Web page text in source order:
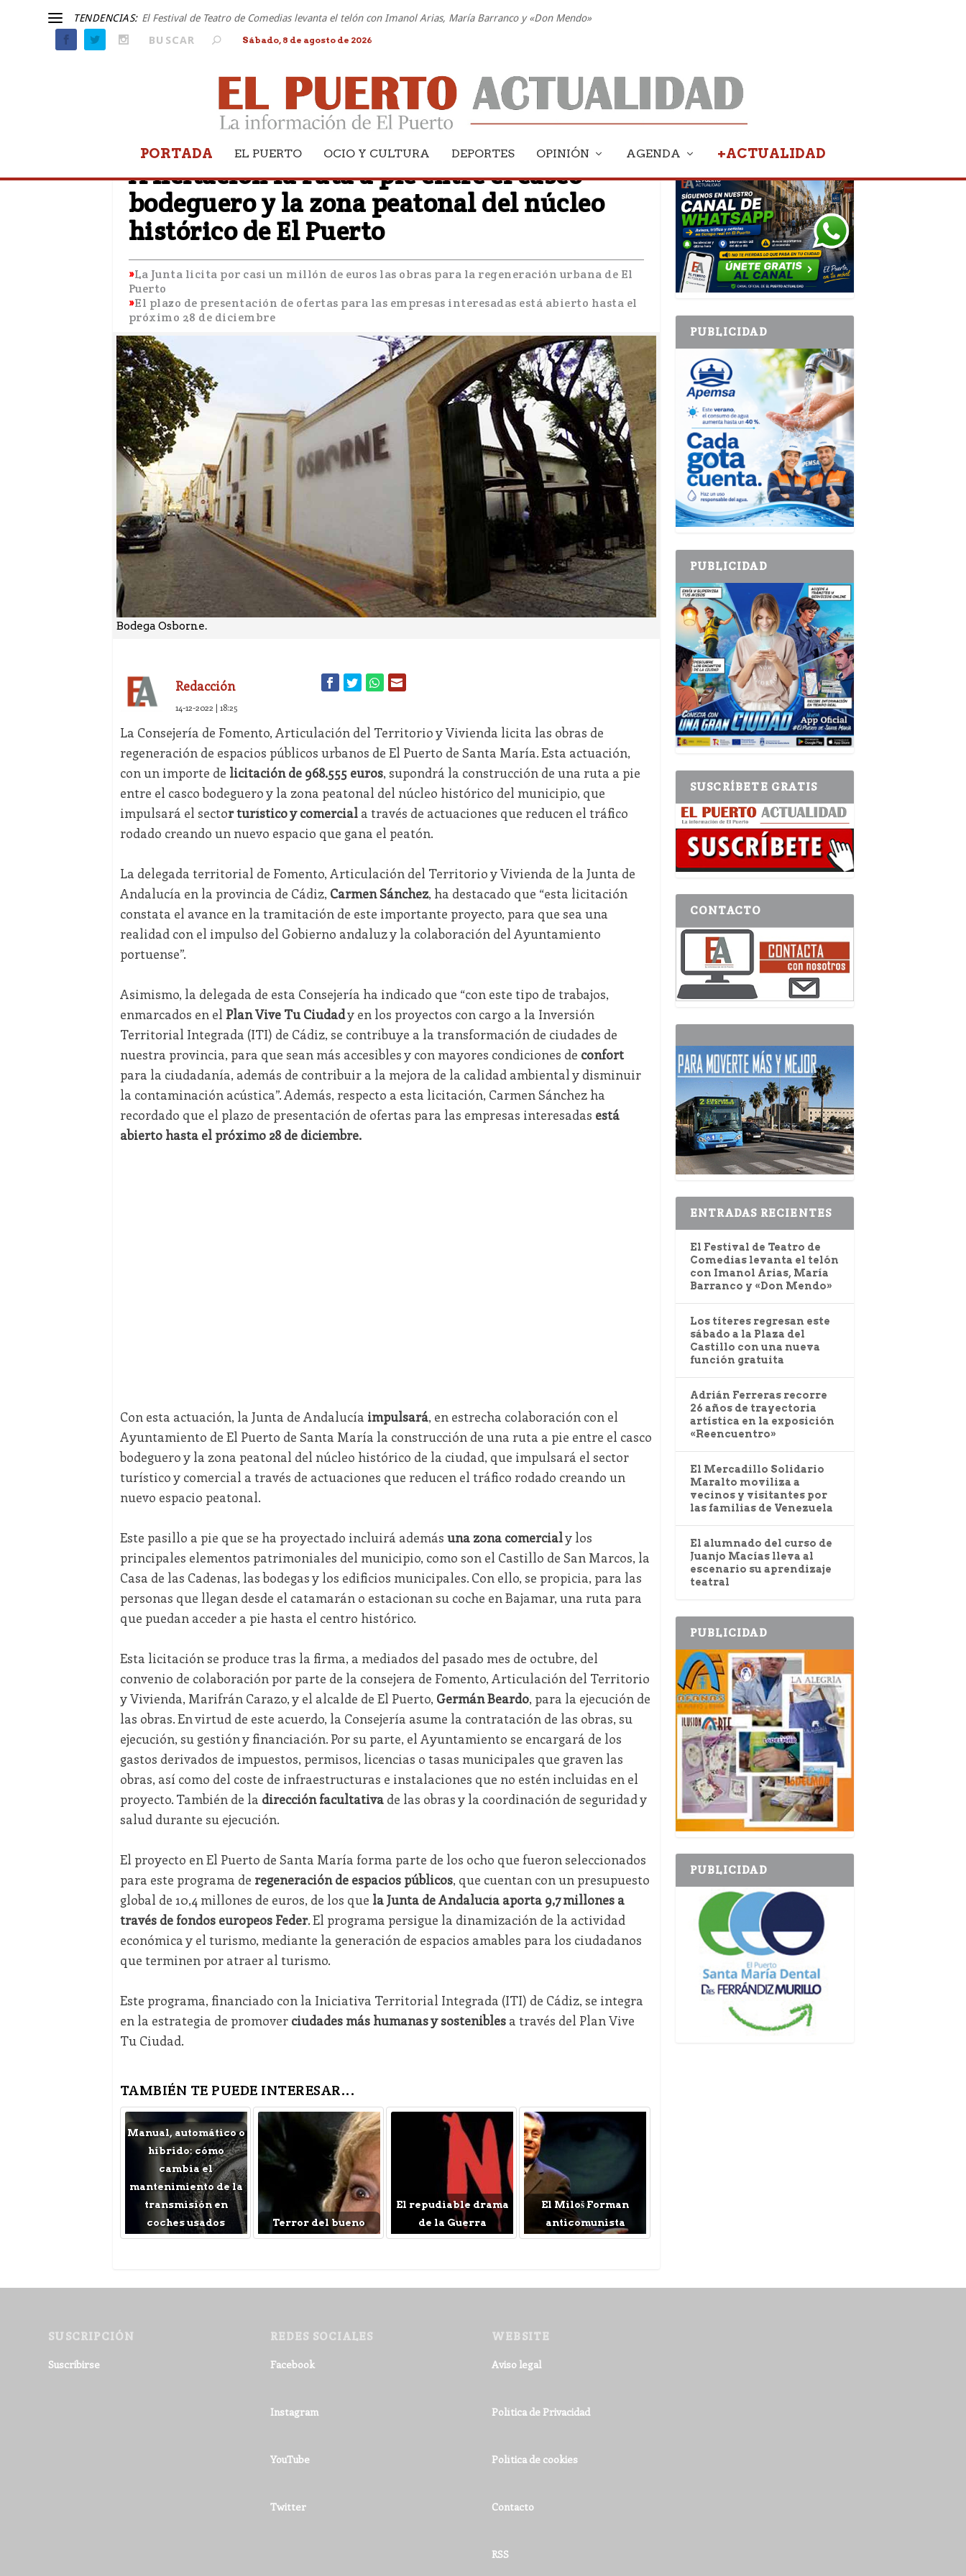
TENDENCIAS: El Festival de Teatro de Comedias levanta el telón con Imanol Arias, María Barranco y «Don Mendo»
Sábado, 8 de agosto de 2026
PORTADA EL PUERTO OCIO Y CULTURA DEPORTES OPINIÓN AGENDA +ACTUALIDAD
EL PUERTO
A licitación la ruta a pie entre el casco
bodeguero y la zona peatonal del núcleo
histórico de El Puerto
La Junta licita por casi un millón de euros las obras para la regeneración urbana de El
Puerto
El plazo de presentación de ofertas para las empresas interesadas está abierto hasta el
próximo 28 de diciembre
Bodega Osborne.
Redacción
14-12-2022 | 18:25
La Consejería de Fomento, Articulación del Territorio y Vivienda licita las obras de
regeneración de espacios públicos urbanos de El Puerto de Santa María. Esta actuación,
con un importe de licitación de 968.555 euros, supondrá la construcción de una ruta a pie
entre el casco bodeguero y la zona peatonal del núcleo histórico del municipio, que
impulsará el sector turístico y comerciala través de actuaciones que reducen el tráfico
rodado creando un nuevo espacio que gana el peatón.
La delegada territorial de Fomento, Articulación del Territorio y Vivienda de la Junta de
Andalucía en la provincia de Cádiz, Carmen Sánchez, ha destacado que “esta licitación
constata el avance en la tramitación de este importante proyecto, para que sea una
realidad con el impulso del Gobierno andaluz y la colaboración del Ayuntamiento
portuense”.
Asimismo, la delegada de esta Consejería ha indicado que “con este tipo de trabajos,
enmarcados en el Plan Vive Tu Ciudady en los proyectos con cargo a la Inversión
Territorial Integrada (ITI) de Cádiz, se contribuye a la transformación de ciudades de
nuestra provincia, para que sean más accesibles y con mayores condiciones de confort
para la ciudadanía, además de contribuir a la mejora de la calidad ambiental y disminuir
la contaminación acústica”. Además, respecto a esta licitación, Carmen Sánchez ha
recordado que el plazo de presentación de ofertas para las empresas interesadas está
abierto hasta el próximo 28 de diciembre.
Con esta actuación, la Junta de Andalucía impulsará, en estrecha colaboración con el
Ayuntamiento de El Puerto de Santa María la construcción de una ruta a pie entre el casco
bodeguero y la zona peatonal del núcleo histórico de la ciudad, que impulsará el sector
turístico y comercial a través de actuaciones que reducen el tráfico rodado creando un
nuevo espacio peatonal.
Este pasillo a pie que se ha proyectado incluirá además una zona comercialy los
principales elementos patrimoniales del municipio, como son el Castillo de San Marcos, la
Casa de las Cadenas, las bodegas y los edificios municipales. Con ello, se propicia, para las
personas que llegan desde el catamarán o estacionan su coche en Bajamar, una ruta para
que puedan acceder a pie hasta el centro histórico.
Esta licitación se produce tras la firma, a mediados del pasado mes de octubre, del
convenio de colaboración por parte de la consejera de Fomento, Articulación del Territorio
y Vivienda, Marifrán Carazo, y el alcalde de El Puerto, Germán Beardo, para la ejecución de
las obras. En virtud de este acuerdo, la Consejería asume la contratación de las obras, su
ejecución, su gestión y financiación. Por su parte, el Ayuntamiento se encargará de los
gastos derivados de impuestos, permisos, licencias o tasas municipales que graven las
obras, así como del coste de infraestructuras e instalaciones que no estén incluidas en el
proyecto. También de la dirección facultativade las obras y la coordinación de seguridad y
salud durante su ejecución.
El proyecto en El Puerto de Santa María forma parte de los ocho que fueron seleccionados
para este programa de regeneración de espacios públicos, que cuentan con un presupuesto
global de 10,4 millones de euros, de los que la Junta de Andalucía aporta 9,7 millones a
través de fondos europeos Feder. El programa persigue la dinamización de la actividad
económica y el turismo, mediante la generación de espacios amables para los ciudadanos
que terminen por atraer al turismo.
Este programa, financiado con la Iniciativa Territorial Integrada (ITI) de Cádiz, se integra
en la estrategia de promover ciudades más humanas y sosteniblesa través del Plan Vive
Tu Ciudad.
TAMBIÉN TE PUEDE INTERESAR...
Manual, automático o
híbrido: cómo
cambia el
mantenimiento de la
transmisión en
coches usados
Terror del bueno
El repudiable drama
de la Guerra
El Miloš Forman
anticomunista
PUBLICIDAD
PUBLICIDAD
PUBLICIDAD
SUSCRÍBETE GRATIS
CONTACTO
ENTRADAS RECIENTES
El Festival de Teatro de
Comedias levanta el telón
con Imanol Arias, María
Barranco y «Don Mendo»
Los títeres regresan este
sábado a la Plaza del
Castillo con una nueva
función gratuita
Adrián Ferreras recorre
26 años de trayectoria
artística en la exposición
«Reencuentro»
El Mercadillo Solidario
Maralto moviliza a
vecinos y visitantes por
las familias de Venezuela
El alumnado del curso de
Juanjo Macías lleva al
escenario su aprendizaje
teatral
PUBLICIDAD
PUBLICIDAD
SUSCRIPCIÓN
Suscribirse
REDES SOCIALES
Facebook
Instagram
YouTube
Twitter
WEBSITE
Aviso legal
Política de Privacidad
Política de cookies
Contacto
RSS